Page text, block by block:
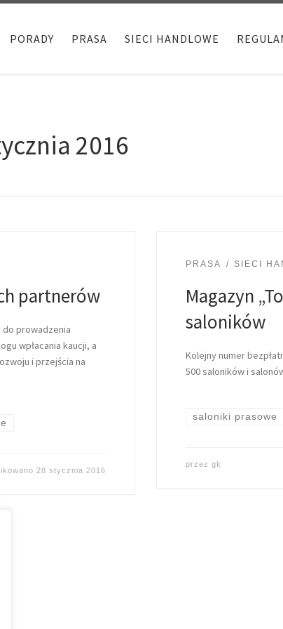
PORADY PRASA SIECI HANDLOWE
2016
partnerów
prowadzenia
wpłacania kaucji, a
i przejścia na
28 stycznia 2016
PRASA SIECI
Magazyn
saloników
Kolejny numer
500 saloników i
saloniki prasowe
przez gk